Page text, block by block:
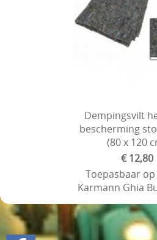
Dempingsvilt
bescherming
(80 x 120
€ 12,80
Toepasbaar op
Karmann Ghia
Toevoegen aan